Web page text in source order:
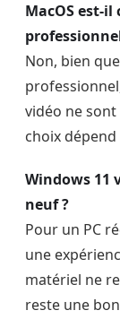
MacOS est-
Non, bien
vidéo ne
choix
Windows 11
neuf ?
Pour un PC
une
matériel ne
reste une